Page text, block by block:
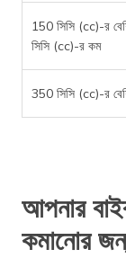
150 সিসি (cc)-র
সিসি (cc)-র কম
350 সিসি (cc)-র
আপনার
কমানোর